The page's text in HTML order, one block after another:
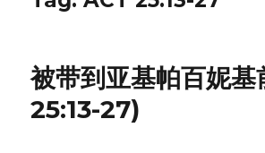
被带到亚基帕百妮
25:13-27)